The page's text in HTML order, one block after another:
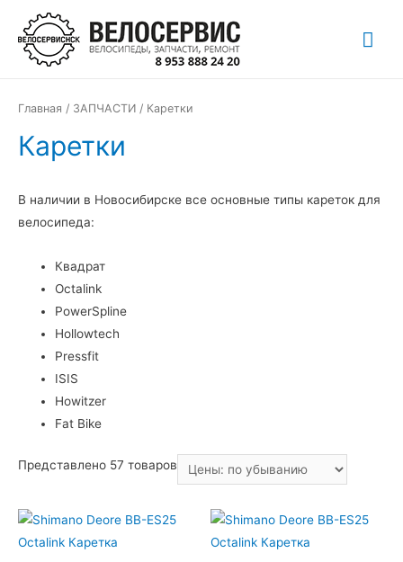
Перейти
содержимому
Главная / ЗАПЧАСТИ / Каретки
Каретки
В наличии в Новосибирске все основные типы кареток для
велосипеда:
Квадрат
Octalink
PowerSpline
Hollowtech
Pressfit
ISIS
Howitzer
Fat Bike
Представлено 57 товаров